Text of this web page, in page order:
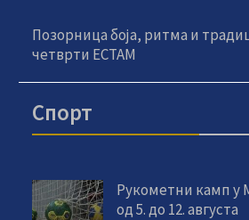
Позорница боја, ритма и
четврти ЕСТАМ
Спорт
Рукометни камп у
од 5. до 12. августа